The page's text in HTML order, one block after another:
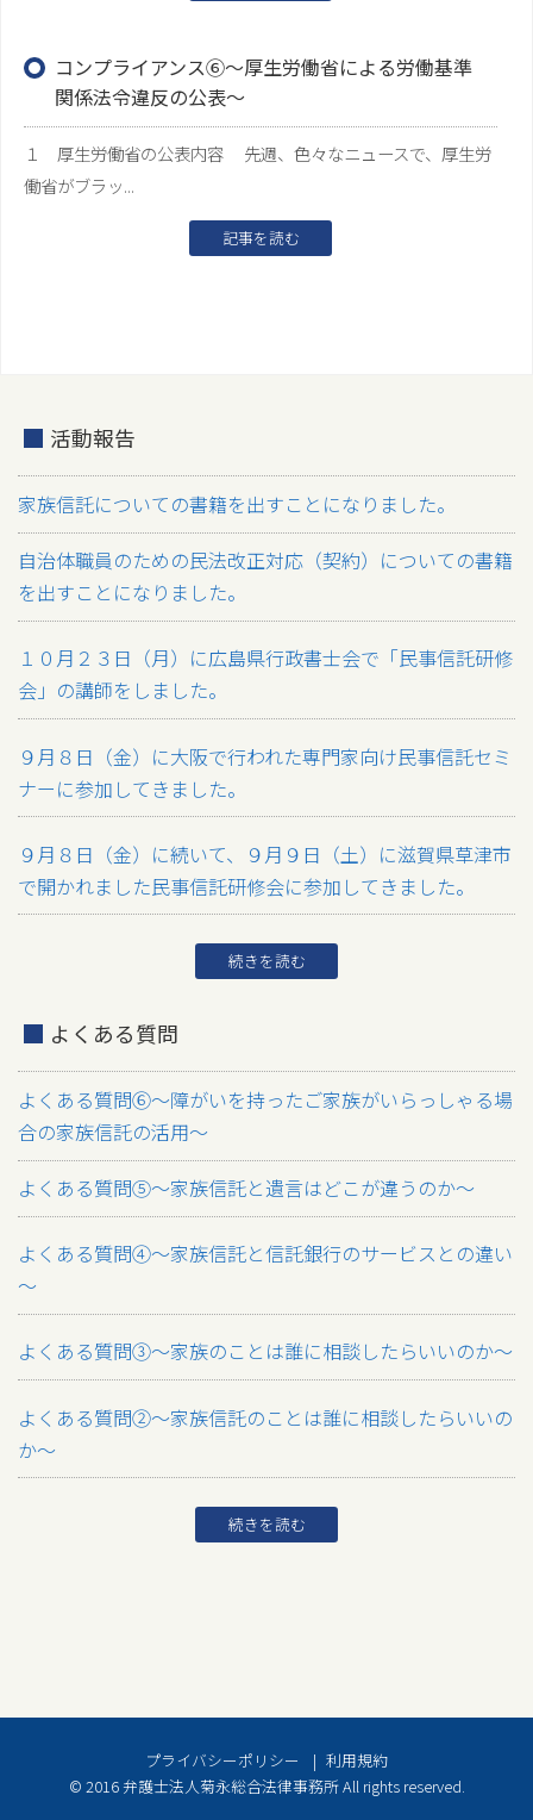
コンプライアンス⑥～厚生労働省による労働基準
関係法令違反の公表～
１ 厚生労働省の公表内容 先週、色々なニュースで、厚生労
働省がブラッ...
記事を読む
活動報告
家族信託についての書籍を出すことになりました。
自治体職員のための民法改正対応（契約）についての書籍
を出すことになりました。
１０月２３日（月）に広島県行政書士会で「民事信託研修
会」の講師をしました。
９月８日（金）に大阪で行われた専門家向け民事信託セミ
ナーに参加してきました。
９月８日（金）に続いて、９月９日（土）に滋賀県草津市
で開かれました民事信託研修会に参加してきました。
続きを読む
よくある質問
よくある質問⑥～障がいを持ったご家族がいらっしゃる場
合の家族信託の活用～
よくある質問⑤～家族信託と遺言はどこが違うのか～
よくある質問④～家族信託と信託銀行のサービスとの違い
～
よくある質問③～家族のことは誰に相談したらいいのか～
よくある質問②～家族信託のことは誰に相談したらいいの
か～
続きを読む
プライバシーポリシー
利用規約
© 2016 弁護士法人菊永総合法律事務所 All rights reserved.